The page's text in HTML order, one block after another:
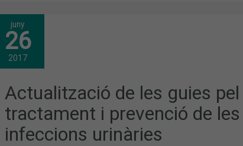
juny
26
2017
Actualització de les guies pel
tractament i prevenció de les
infeccions urinàries
ACTUALITZACIÓ
DE
LES
GUIES
PEL
PREVENCIÓ
DE
LES
INFECCIONS
URINÀRIES